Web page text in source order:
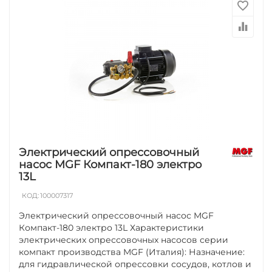
Электрический опрессовочный
насос MGF Компакт-180 электро
13L
КОД:100007317
Электрический опрессовочный насос MGF
Компакт-180 электро 13L Характеристики
электрических опрессовочных насосов серии
компакт производства MGF (Италия): Назначение:
для гидравлической опрессовки сосудов, котлов и